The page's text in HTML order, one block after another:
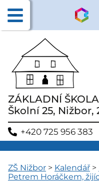
ZÁKLADNÍ
Školní 25, Nižbor,
+420 725 956 383
ZŠ Nižbor > Kalendář >
Petrem Horáčkem,